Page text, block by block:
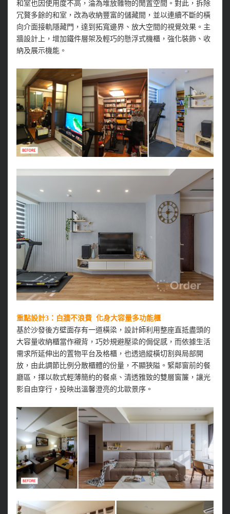
和室也因使用度不高，淪為堆放雜物的閒置空間。對此，拆除
冗贅多餘的和室，改為收納豐富的儲藏間，並以連續不斷的橫
向介面接軌隱藏門，達到拓寬邊界、放大空間的視覺效果。主
牆設計上，增加鐵件層架及輕巧的懸浮式機櫃，強化裝飾、收
納及展示機能。
重點設計3：白牆不浪費 化身大容量多功能櫃
基於沙發後方壁面存有一道橫梁，設計師利用整座直抵盡頭的
大容量收納櫃當作襯背，巧妙規避壓梁的侷促感，而依據生活
需求所延伸出的置物平台及格櫃，也透過縱橫切割與局部開
放，由此調節比例分散櫃體的份量，不顯狹隘。緊鄰窗前的餐
廳區，擇以款式輕薄簡約的餐桌、清透雅致的雙層窗簾，讓光
影自由穿行，投映出溫馨澄亮的北歐景序。